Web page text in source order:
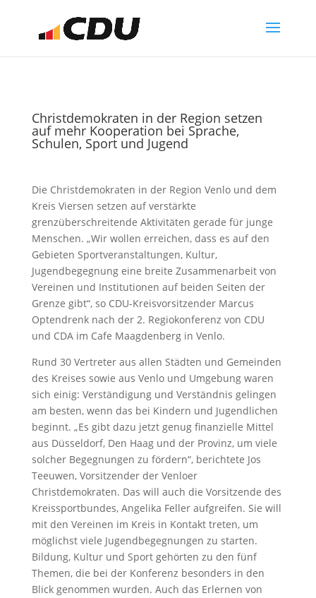
Christdemokraten in der Region setzen
auf mehr Kooperation bei Sprache,
Schulen, Sport und Jugend
Die Christdemokraten in der Region Venlo und dem
Kreis Viersen setzen auf verstärkte
grenzüberschreitende Aktivitäten gerade für junge
Menschen. „Wir wollen erreichen, dass es auf den
Gebieten Sportveranstaltungen, Kultur,
Jugendbegegnung eine breite Zusammenarbeit von
Vereinen und Institutionen auf beiden Seiten der
Grenze gibt“, so CDU-Kreisvorsitzender Marcus
Optendrenk nach der 2. Regiokonferenz von CDU
und CDA im Cafe Maagdenberg in Venlo.
Rund 30 Vertreter aus allen Städten und Gemeinden
des Kreises sowie aus Venlo und Umgebung waren
sich einig: Verständigung und Verständnis gelingen
am besten, wenn das bei Kindern und Jugendlichen
beginnt. „Es gibt dazu jetzt genug finanzielle Mittel
aus Düsseldorf, Den Haag und der Provinz, um viele
solcher Begegnungen zu fördern“, berichtete Jos
Teeuwen, Vorsitzender der Venloer
Christdemokraten. Das will auch die Vorsitzende des
Kreissportbundes, Angelika Feller aufgreifen. Sie will
mit den Vereinen im Kreis in Kontakt treten, um
möglichst viele Jugendbegegnungen zu starten.
Bildung, Kultur und Sport gehörten zu den fünf
Themen, die bei der Konferenz besonders in den
Blick genommen wurden. Auch das Erlernen von